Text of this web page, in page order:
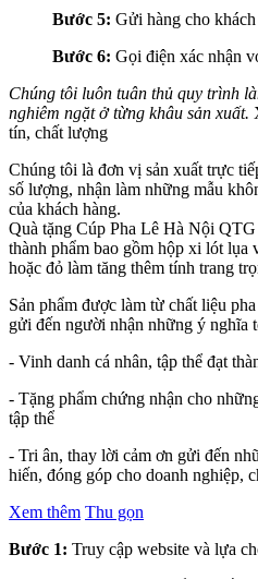
Bước 5: Gửi hàng cho khách
Bước 6: Gọi điện xác nhận
Chúng tôi luôn tuân thủ quy trình
nghiêm ngặt ở từng khâu sản xuất.
tín, chất lượng
Chúng tôi là đơn vị sản xuất trực
số lượng, nhận làm những mẫu
của khách hàng.
Quà tặng Cúp Pha Lê Hà Nội
thành phẩm bao gồm hộp xi lót lụa
hoặc đỏ làm tăng thêm tính trang
Sản phẩm được làm từ chất liệu
gửi đến người nhận những ý nghĩa
- Vinh danh cá nhân, tập thể đạt
- Tặng phẩm chứng nhận cho
tập thể
- Tri ân, thay lời cảm ơn gửi đến
hiến, đóng góp cho doanh nghiệp,
Xem thêm Thu gọn
Bước 1: Truy cập website và lựa